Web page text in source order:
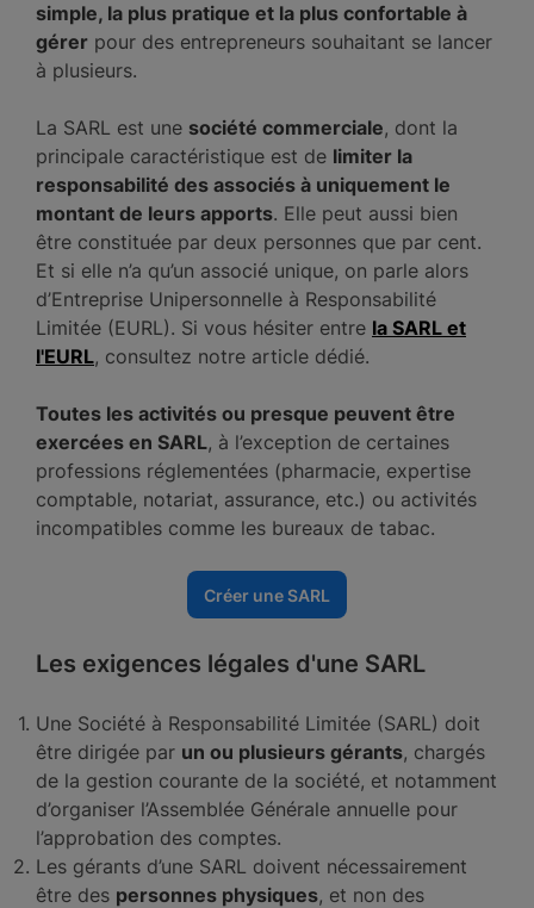
simple, la plus pratique et la plus confortable à
gérer pour des entrepreneurs souhaitant se lancer
à plusieurs.
La SARL est une société commerciale, dont la
principale caractéristique est de limiter la
responsabilité des associés à uniquement le
montant de leurs apports. Elle peut aussi bien
être constituée par deux personnes que par cent.
Et si elle n’a qu’un associé unique, on parle alors
d’Entreprise Unipersonnelle à Responsabilité
Limitée (EURL). Si vous hésiter entre la SARL et
l'EURL, consultez notre article dédié.
Toutes les activités ou presque peuvent être
exercées en SARL, à l’exception de certaines
professions réglementées (pharmacie, expertise
comptable, notariat, assurance, etc.) ou activités
incompatibles comme les bureaux de tabac.
Créer une SARL
Les exigences légales d'une SARL
Une Société à Responsabilité Limitée (SARL) doit
être dirigée par un ou plusieurs gérants, chargés
de la gestion courante de la société, et notamment
d’organiser l’Assemblée Générale annuelle pour
l’approbation des comptes.
Les gérants d’une SARL doivent nécessairement
être des personnes physiques, et non des